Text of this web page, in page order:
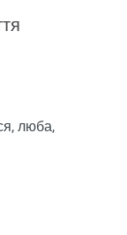
люба,